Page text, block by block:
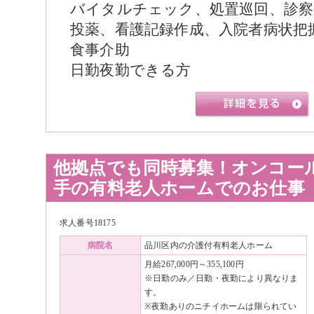
バイタルチェック、処置巡回、診
投薬、看護記録作成、入院者病状把
食事介助
日勤夜勤できる方
他拠点でも同時募集！オンコ
手の有料老人ホームでのお仕事
求人番号18175
病院名 品川区内の介護付有料老人ホーム
月給267,000円～355,100円
※日勤のみ／日勤・夜勤により異なりま
す。
※夜勤ありのニチイホームは限られてい